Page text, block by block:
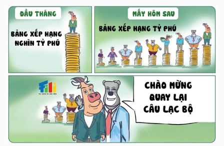
CHÍNH
CÔNG
NGHỆ
THÔNG